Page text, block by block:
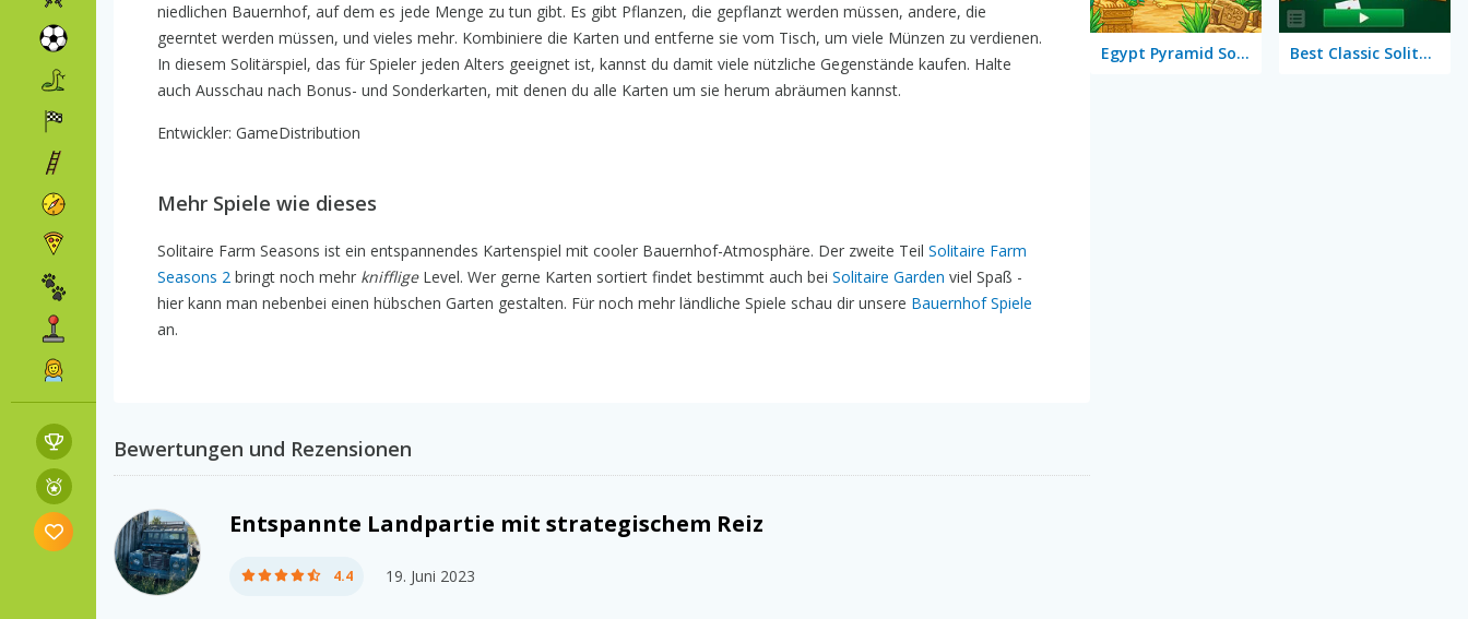
niedlichen Bauernhof, auf dem es jede Menge zu tun gibt. Es gibt Pflanzen, die gepflanzt werden müssen, andere, die
geerntet werden müssen, und vieles mehr. Kombiniere die Karten und entferne sie vom Tisch, um viele Münzen zu verdienen.
In diesem Solitärspiel, das für Spieler jeden Alters geeignet ist, kannst du damit viele nützliche Gegenstände kaufen. Halte
auch Ausschau nach Bonus- und Sonderkarten, mit denen du alle Karten um sie herum abräumen kannst.
Entwickler: GameDistribution
Mehr Spiele wie dieses
Solitaire Farm Seasons ist ein entspannendes Kartenspiel mit cooler Bauernhof-Atmosphäre. Der zweite Teil Solitaire Farm
Seasons 2 bringt noch mehr kniffligeLevel. Wer gerne Karten sortiert findet bestimmt auch bei Solitaire Garden viel Spaß -
hier kann man nebenbei einen hübschen Garten gestalten. Für noch mehr ländliche Spiele schau dir unsere Bauernhof Spiele
an.
Bewertungen und Rezensionen
Entspannte Landpartie mit strategischem Reiz
4.4 19. Juni 2023
Egypt Pyramid Solitaire Best Classic Solitaire